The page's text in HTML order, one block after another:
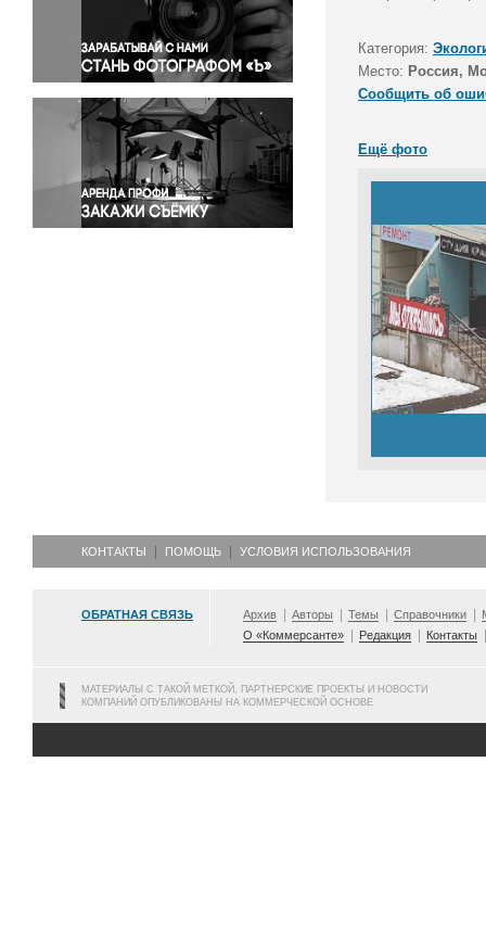
Правосудие
Происшествия и конфликты
Религия
Светская жизнь
Спорт
Экология
Экономика и бизнес
Категория:
Место: Россия,
Сообщить об
Ещё фото
КОНТАКТЫ ПОМОЩЬ УСЛОВИЯ ИСПОЛЬЗОВАНИЯ
ОБРАТНАЯ СВЯЗЬ Архив Авторы Темы Справочники
О «Коммерсанте»
Редакция Контакты
МАТЕРИАЛЫ С ТАКОЙ МЕТКОЙ, ПАРТНЕРСКИЕ ПРОЕКТЫ И НОВОСТИ
КОМПАНИЙ ОПУБЛИКОВАНЫ НА КОММЕРЧЕСКОЙ ОСНОВЕ